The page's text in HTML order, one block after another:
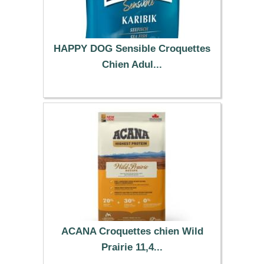
HAPPY DOG Sensible Croquettes
Chien Adul...
33.29 €
ACANA Croquettes chien Wild
Prairie 11,4...